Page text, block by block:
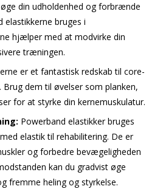
din udholdenhed og forbrænde
elastikkerne bruges i
hjælper med at modvirke din
træningen.
er et fantastisk redskab til core-
dem til øvelser som planken,
for at styrke din kernemuskulatur.
Powerband elastikker bruges
elastik til rehabilitering. De er
og forbedre bevægeligheden
kan du gradvist øge
fremme heling og styrkelse.